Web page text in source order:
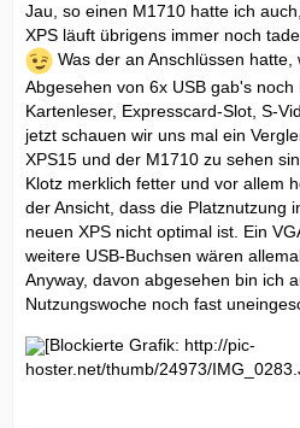
Jau, so einen M1710 hatte ich
XPS läuft übrigens immer noch
Was der an Anschlüssen
Abgesehen von 6x USB gab's noch
Kartenleser, Expresscard-Slot, S-
jetzt schauen wir uns mal ein
XPS15 und der M1710 zu sehen
Klotz merklich fetter und vor allem
der Ansicht, dass die Platznutzung
neuen XPS nicht optimal ist. Ein
weitere USB-Buchsen wären
Anyway, davon abgesehen bin ich
Nutzungswoche noch fast
[Blockierte Grafik: http://pic-
hoster.net/thumb/24973/